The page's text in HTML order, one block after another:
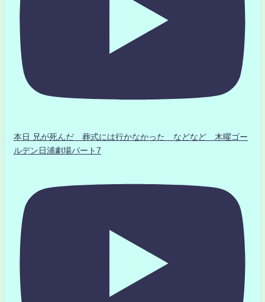
本日 兄が死んだ 葬式には行かなかった などなど 木曜ゴー
ルデン日浦劇場パート7